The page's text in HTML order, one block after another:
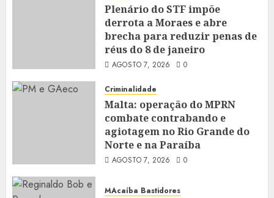
Plenário do STF impõe
derrota a Moraes e abre
brecha para reduzir penas de
réus do 8 de janeiro
AGOSTO 7, 2026 0
Criminalidade
Malta: operação do MPRN
combate contrabando e
agiotagem no Rio Grande do
Norte e na Paraíba
AGOSTO 7, 2026 0
MAcaíba Bastidores